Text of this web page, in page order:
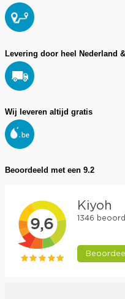
aantal
Levering door heel Nederland
Wij leveren altijd gratis
Beoordeeld met een 9.2